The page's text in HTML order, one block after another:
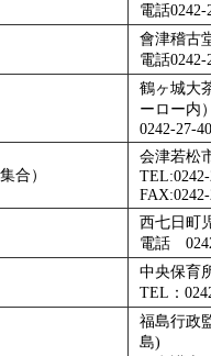
電話0242-
會津稽古
電話0242-
鶴ヶ城大
ーロー内）
0242-27-
合）
会津若松
西七日町
電話
中央保育
TEL：
福島行政
島)